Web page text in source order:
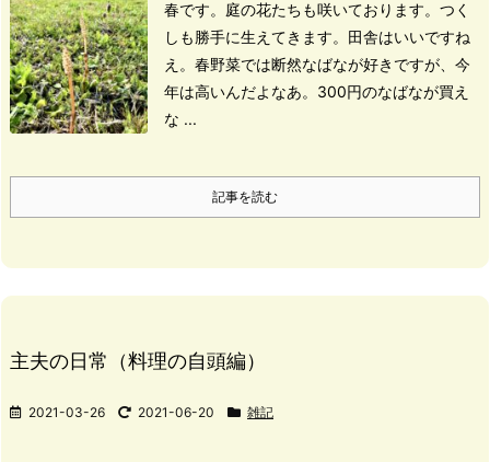
春です。 庭の花たちも咲いております。 つく
しも勝手に生えてきます。 田舎はいいですね
え。 春野菜では断然なばなが好きですが、今
年は高いんだよなあ。 300円のなばなが買え
な ...
記事を読む
主夫の日常（料理の自頭編）
2021-03-26 2021-06-20 雑記